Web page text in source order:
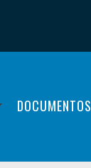
DOCUMENTOS